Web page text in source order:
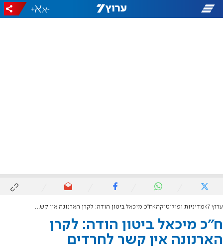
-
+
ערוץ 7 מדיניות ופוליטיקה ח"כ מיכאל ביטון הודה: לקרן הארנונה אין קשר לחרדים
ח"כ מיכאל ביטון הודה: לקרן
הארנונה אין קשר לחרדים